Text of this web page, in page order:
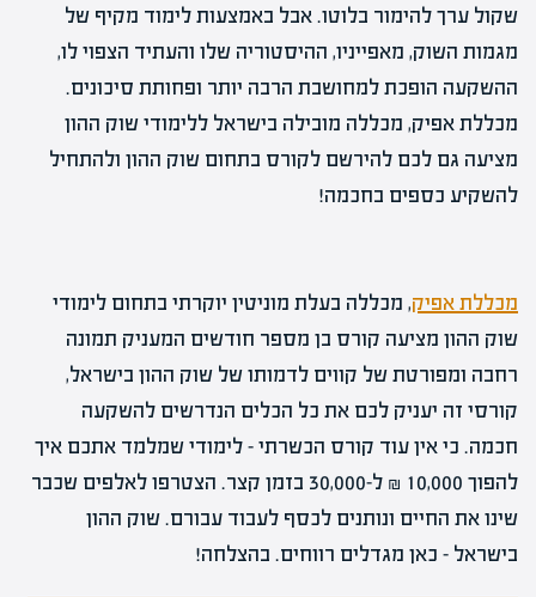
שקול ערך להימור בלוטו. אבל באמצעות לימוד מקיף של
מגמות השוק, מאפייניו, ההיסטוריה שלו והעתיד הצפוי לו,
ההשקעה הופכת למחושבת הרבה יותר ופחותת סיכונים.
מכללת אפיק, מכללה מובילה בישראל ללימודי שוק ההון
מציעה גם לכם להירשם לקורס בתחום שוק ההון ולהתחיל
להשקיע כספים בחכמה!
מכללת אפיק, מכללה בעלת מוניטין יוקרתי בתחום לימודי
שוק ההון מציעה קורס בן מספר חודשים המעניק תמונה
רחבה ומפורטת של קווים לדמותו של שוק ההון בישראל,
קורסי זה יעניק לכם את כל הכלים הנדרשים להשקעה
חכמה. כי אין עוד קורס הכשרתי – לימודי שמלמד אתכם איך
להפוך 10,000 ₪ ל-30,000 בזמן קצר. הצטרפו לאלפים שכבר
שינו את החיים ונותנים לכסף לעבוד עבורם. שוק ההון
בישראל – כאן מגדלים רווחים. בהצלחה!